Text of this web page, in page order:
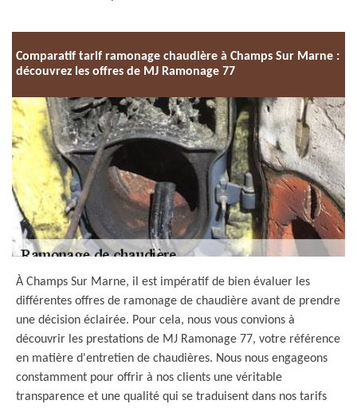
Comparatif tarif ramonage chaudière à Champs Sur Marne :
découvrez les offres de MJ Ramonage 77
À Champs Sur Marne, il est impératif de bien évaluer les
différentes offres de ramonage de chaudière avant de prendre
une décision éclairée. Pour cela, nous vous convions à
découvrir les prestations de MJ Ramonage 77, votre référence
en matière d'entretien de chaudières. Nous nous engageons
constamment pour offrir à nos clients une véritable
transparence et une qualité qui se traduisent dans nos tarifs